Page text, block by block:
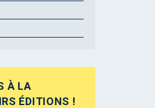
À LA
ÉDITIONS !